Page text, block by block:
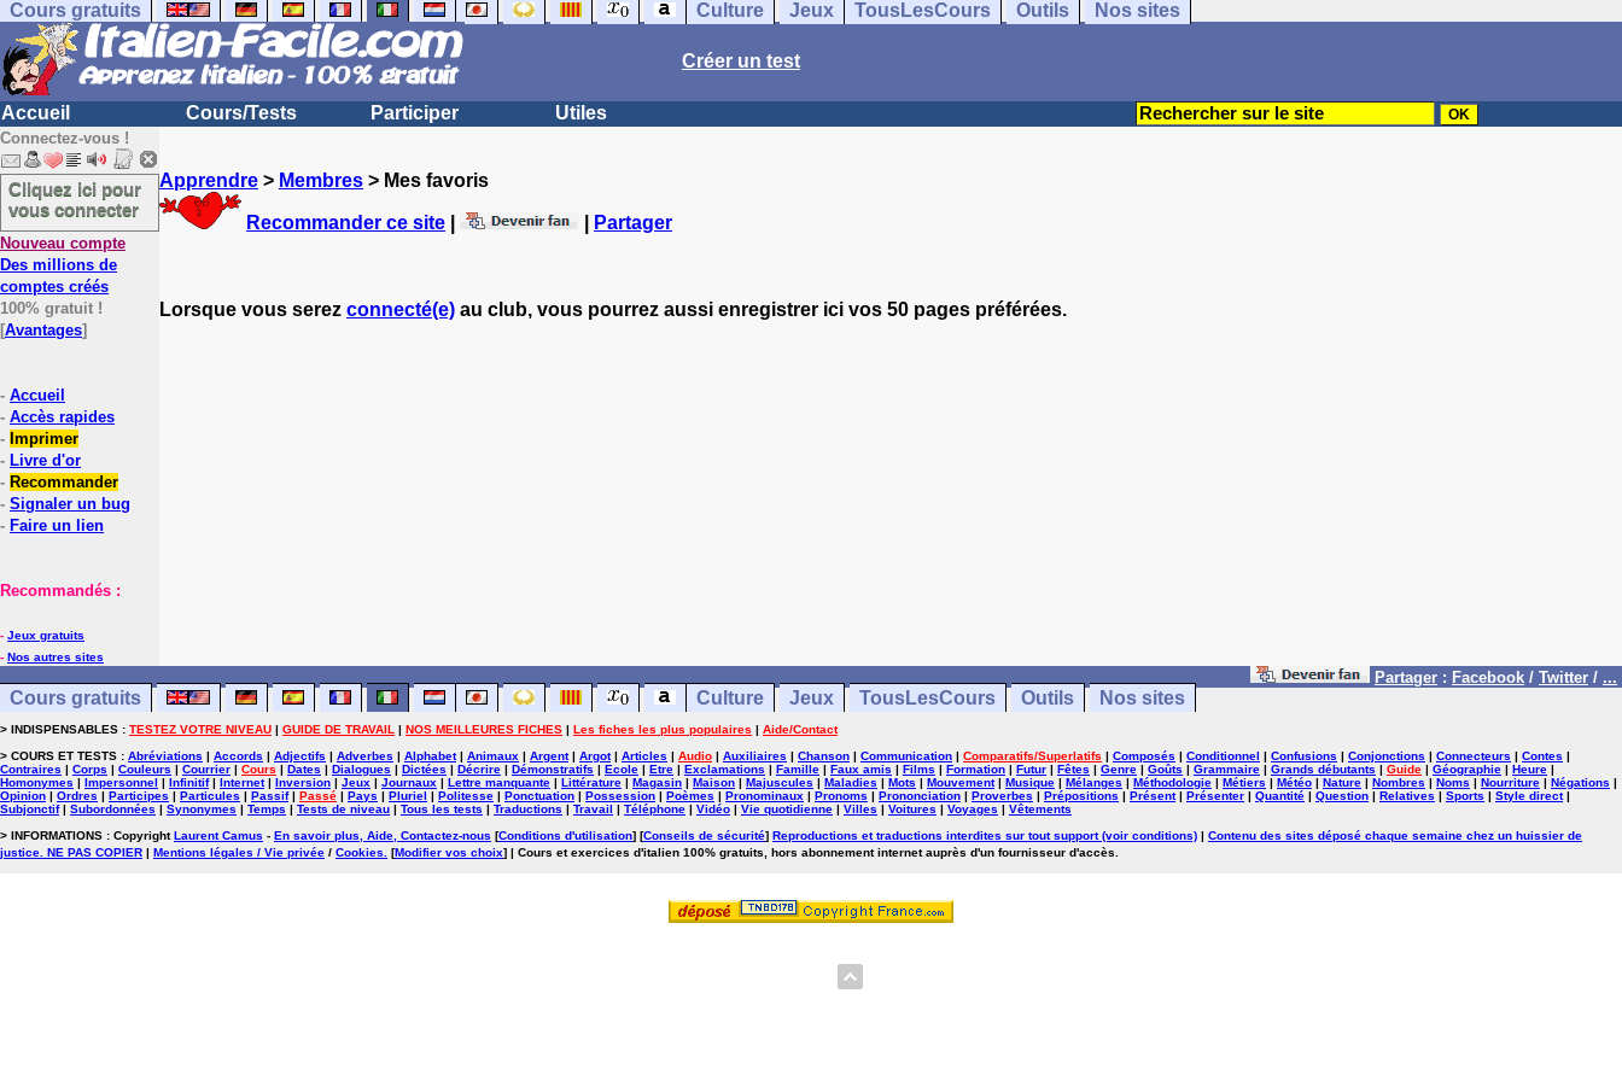
Cours gratuits Culture Jeux TousLesCours Outils Nos sites
Créer un test
Accueil Cours/Tests Participer Utiles
Connectez-vous !
Cliquez ici pour
vous connecter
Nouveau compte
Des millions de
comptes créés
100% gratuit !
[Avantages]
- Accueil
- Accès rapides
- Imprimer
- Livre d'or
- Recommander
- Signaler un bug
- Faire un lien
Recommandés :
- Jeux gratuits
- Nos autres sites
Apprendre > Membres > Mes favoris
Recommander ce site Partager
Lorsque vous serez connecté(e) au club, vous pourrez aussi enregistrer ici vos 50 pages préférées.
Partager : Facebook / Twitter / ...
Cours gratuits Culture Jeux TousLesCours Outils Nos sites
> INDISPENSABLES : TESTEZ VOTRE NIVEAU | GUIDE DE TRAVAIL | NOS MEILLEURES FICHES | Les fiches les plus populaires | Aide/Contact
> COURS ET TESTS : Abréviations | Accords | Adjectifs | Adverbes | Alphabet| Animaux | Argent| Argot| Articles | Audio | Auxiliaires | Chanson | Communication | Comparatifs/Superlatifs | Composés | Conditionnel | Confusions | Conjonctions | Connecteurs | Contes |
Contraires | Corps | Couleurs | Courrier | Cours | Dates | Dialogues | Dictées | Décrire | Démonstratifs | Ecole | Etre | Exclamations | Famille | Faux amis | Films | Formation | Futur | Fêtes | Genre | Goûts | Grammaire | Grands débutants | Guide | Géographie | Heure |
Homonymes | Impersonnel | Infinitif| Internet| Inversion | Jeux | Journaux | Lettre manquante | Littérature | Magasin | Maison | Majuscules | Maladies | Mots | Mouvement| Musique | Mélanges | Méthodologie | Métiers | Météo | Nature | Nombres | Noms | Nourriture | Négations |
Opinion | Ordres | Participes | Particules | Passif| Passé | Pays | Pluriel | Politesse | Ponctuation | Possession | Poèmes | Pronominaux | Pronoms | Prononciation | Proverbes | Prépositions | Présent| Présenter | Quantité | Question | Relatives | Sports | Style direct|
Subjonctif| Subordonnées | Synonymes | Temps | Tests de niveau | Tous les tests | Traductions | Travail | Téléphone | Vidéo | Vie quotidienne | Villes | Voitures | Voyages | Vêtements
> INFORMATIONS : CopyrightLaurent Camus - En savoir plus, Aide, Contactez-nous [Conditions d'utilisation] [Conseils de sécurité] Reproductions et traductions interdites sur tout support (voir conditions) | Contenu des sites déposé chaque semaine chez un huissier de
justice. NE PAS COPIER | Mentions légales / Vie privée / Cookies [Modifier vos choix] | Cours et exercices d'italien 100% gratuits, hors abonnement internet auprès d'un fournisseur d'accès.